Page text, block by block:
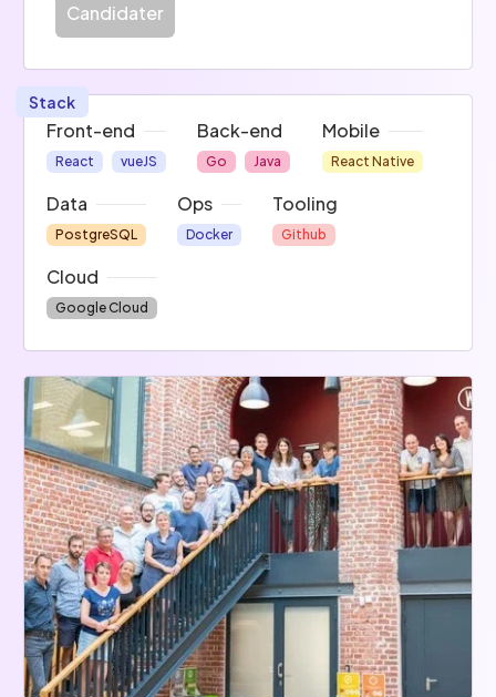
Candidater
Stack
Front-end
React vueJS
Back-end
Go Java
Mobile
React Native
Data
PostgreSQL
Ops
Docker
Tooling
Github
Cloud
Google Cloud